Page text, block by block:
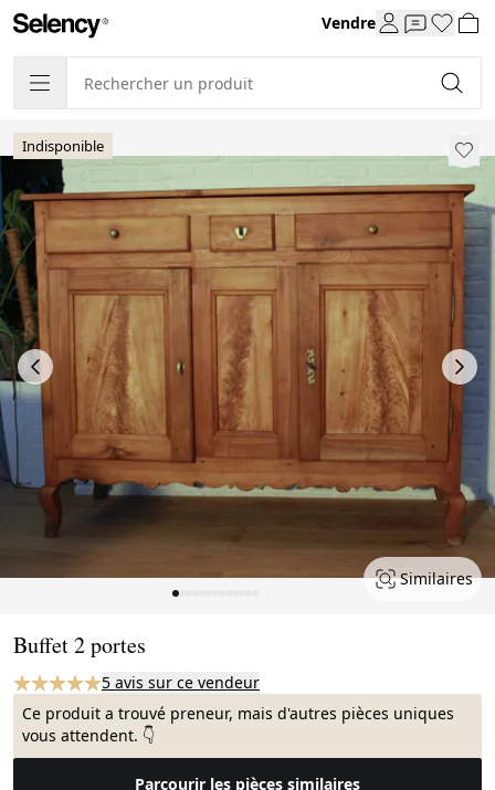
Vendre
Indisponible
Similaires
Buffet 2 portes
5 avis sur ce vendeur
Ce produit a trouvé preneur, mais d'autres pièces uniques
vous attendent. 👇
Parcourir les pièces similaires